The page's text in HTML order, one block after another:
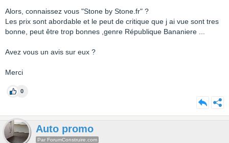
Alors, connaissez vous "Stone by Stone.fr" ?
Les prix sont abordable et le peut de critique que j ai vue sont tres
bonne, peut être trop bonnes ,genre République Bananiere ...
Avez vous un avis sur eux ?
Merci
0
Auto promo
Par ForumConstruire.com